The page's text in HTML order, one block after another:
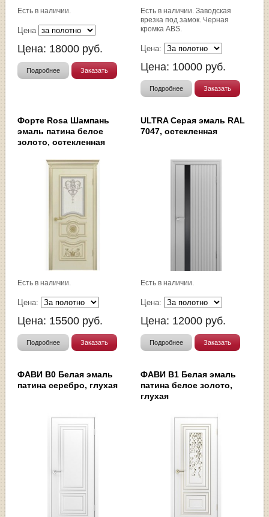
Есть в наличии.
Цена
Цена: 18000 руб.
Подробнее Заказать
Есть в наличии. Заводская
врезка под замок. Черная
кромка ABS.
Цена:
Цена: 10000 руб.
Подробнее Заказать
Форте Rosa Шампань
эмаль патина белое
золото, остекленная
Есть в наличии.
Цена:
Цена: 15500 руб.
Подробнее Заказать
ULTRA Серая эмаль RAL
7047, остекленная
Есть в наличии.
Цена:
Цена: 12000 руб.
Подробнее Заказать
ФАВИ В0 Белая эмаль
патина серебро, глухая
ФАВИ В1 Белая эмаль
патина белое золото,
глухая